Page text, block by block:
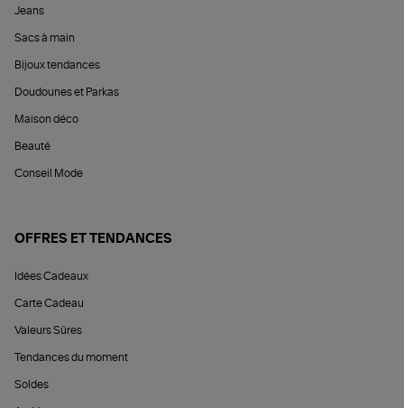
Jeans
Sacs à main
Bijoux tendances
Doudounes et Parkas
Maison déco
Beauté
Conseil Mode
OFFRES ET TENDANCES
Idées Cadeaux
Carte Cadeau
Valeurs Sûres
Tendances du moment
Soldes